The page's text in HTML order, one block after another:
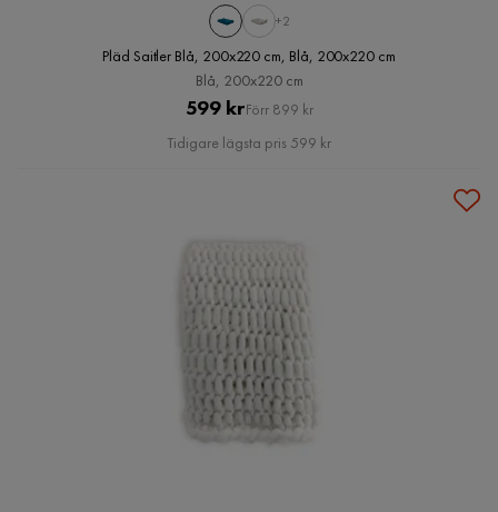
+2
Pläd Saitler Blå, 200x220 cm, Blå, 200x220 cm
Blå, 200x220 cm
Pris
599 krOriginal
Pris
Förr 899 kr
Tidigare lägsta pris 599 kr